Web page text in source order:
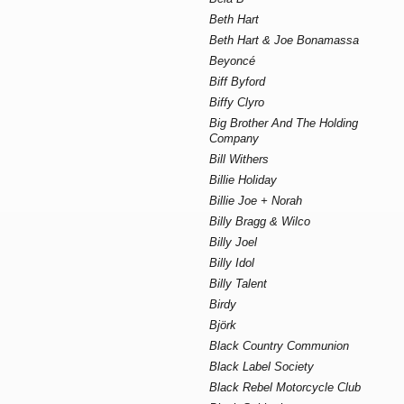
Beth Hart
Beth Hart & Joe Bonamassa
Beyoncé
Biff Byford
Biffy Clyro
Big Brother And The Holding
Company
Bill Withers
Billie Holiday
Billie Joe + Norah
Billy Bragg & Wilco
Billy Joel
Billy Idol
Billy Talent
Birdy
Björk
Black Country Communion
Black Label Society
Black Rebel Motorcycle Club